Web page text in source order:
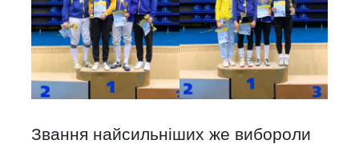
Звання найсильніших же вибороли